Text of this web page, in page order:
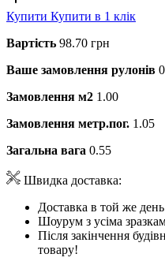
Купити Купити в 1 клік
Вартість 98.70 грн
Ваше замовлення рулонів
Замовлення м2 1.00
Замовлення метр.пог. 1.05
Загальна вага 0.55
Швидка доставка:
Доставка в той же день
Шоурум з усіма
Після закінчення
товару!